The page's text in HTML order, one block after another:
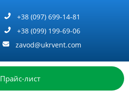
+38 (097) 699-14-81
+38 (099) 199-69-06
zavod@ukrvent.com
Прайс-лист